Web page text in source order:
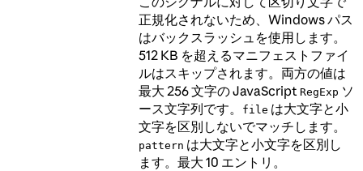
正規化されないため、Windows パス
はバックスラッシュを使用します。
512 KB を超えるマニフェストファイ
ルはスキップされます。両方の値は
最大 256 文字の JavaScript RegExp ソ
ース文字列です。
file は大文字と小
文字を区別しないでマッチします。
pattern は大文字と小文字を区別し
ます。最大 10 エントリ。